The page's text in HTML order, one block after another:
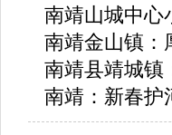
南靖山城中心
南靖金山镇：
南靖县靖城镇
南靖：新春护